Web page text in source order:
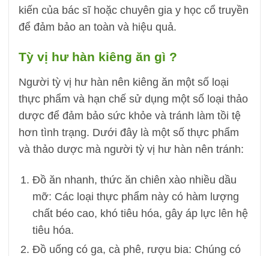
kiến của bác sĩ hoặc chuyên gia y học cổ truyền
để đảm bảo an toàn và hiệu quả.
Tỳ vị hư hàn kiêng ăn gì ?
Người tỳ vị hư hàn nên kiêng ăn một số loại
thực phẩm và hạn chế sử dụng một số loại thảo
dược để đảm bảo sức khỏe và tránh làm tồi tệ
hơn tình trạng. Dưới đây là một số thực phẩm
và thảo dược mà người tỳ vị hư hàn nên tránh:
Đồ ăn nhanh, thức ăn chiên xào nhiều dầu
mỡ: Các loại thực phẩm này có hàm lượng
chất béo cao, khó tiêu hóa, gây áp lực lên hệ
tiêu hóa.
Đồ uống có ga, cà phê, rượu bia: Chúng có